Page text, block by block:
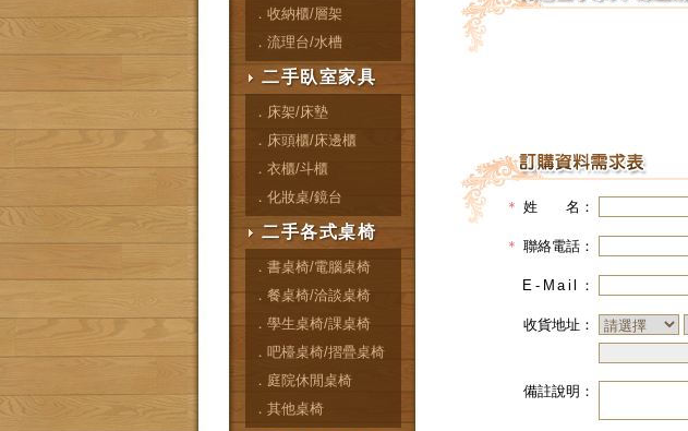
．收納櫃/層架
．流理台/水槽
二手臥室家具
．床架/床墊
．床頭櫃/床邊櫃
．衣櫃/斗櫃
．化妝桌/鏡台
二手各式桌椅
．書桌椅/電腦桌椅
．餐桌椅/洽談桌椅
．學生桌椅/課桌椅
．吧檯桌椅/摺疊桌椅
．庭院休閒桌椅
．其他桌椅
＊ 姓 名：
＊ 聯絡電話：
E-Mail ：
收貨地址：
備註說明：